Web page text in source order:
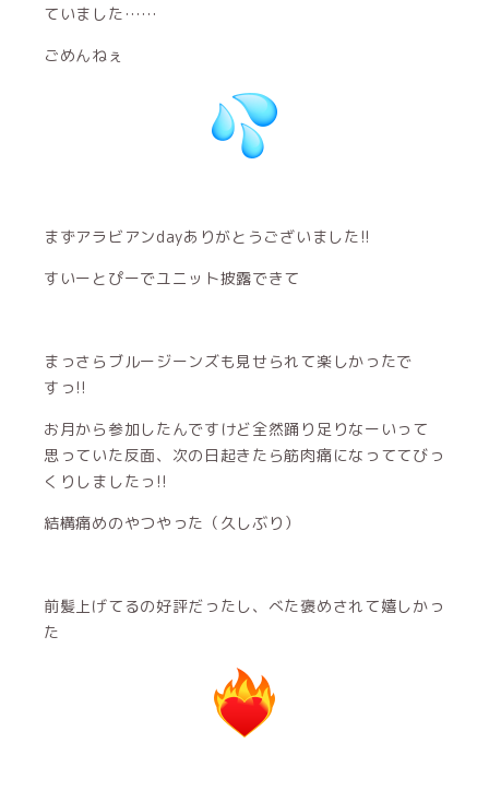
ていました……
ごめんねぇ
まずアラビアンdayありがとうございました!!
すいーとぴーでユニット披露できて
まっさらブルージーンズも見せられて楽しかったで
すっ!!
お月から参加したんですけど全然踊り足りなーいって
思っていた反面、次の日起きたら筋肉痛になっててびっ
くりしましたっ!!
結構痛めのやつやった（久しぶり）
前髪上げてるの好評だったし、べた褒めされて嬉しかっ
た